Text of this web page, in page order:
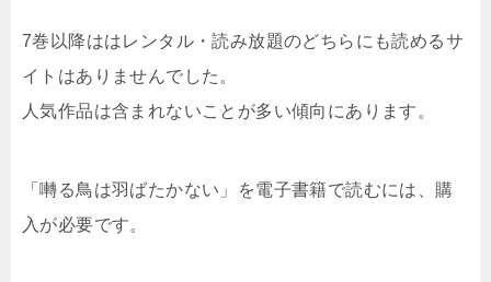
7巻以降ははレンタル・読み放題のどちらにも読めるサ
イトはありませんでした。
人気作品は含まれないことが多い傾向にあります。
「囀る鳥は羽ばたかない」を電子書籍で読むには、購
入が必要です。